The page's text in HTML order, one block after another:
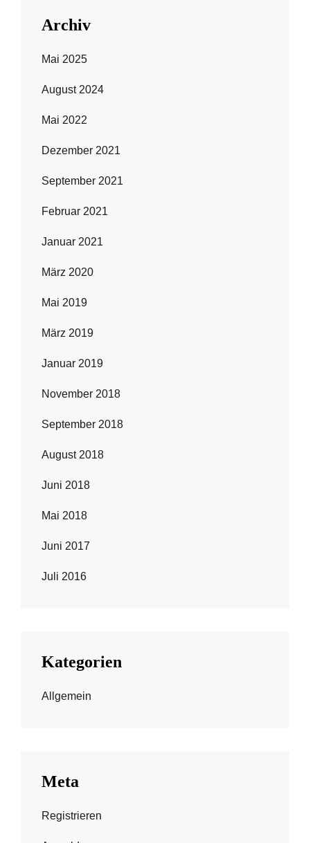
Archiv
Mai 2025
August 2024
Mai 2022
Dezember 2021
September 2021
Februar 2021
Januar 2021
März 2020
Mai 2019
März 2019
Januar 2019
November 2018
September 2018
August 2018
Juni 2018
Mai 2018
Juni 2017
Juli 2016
Kategorien
Allgemein
Meta
Registrieren